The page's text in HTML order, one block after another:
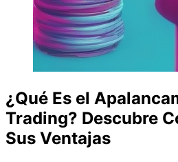
¿Qué Es el
Trading? Descubre
Sus Ventajas